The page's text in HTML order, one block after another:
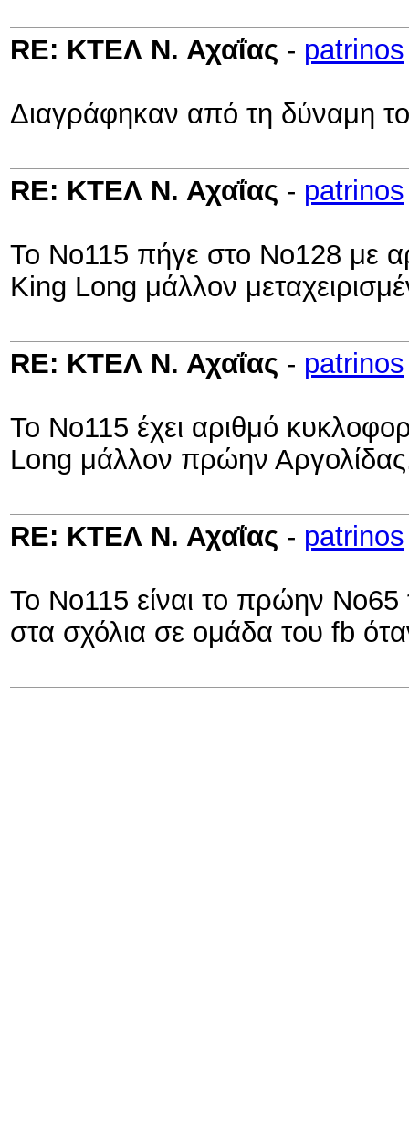
RE: ΚΤΕΛ Ν. Αχαΐας - patrinos
Διαγράφηκαν από τη δύναμη
RE: ΚΤΕΛ Ν. Αχαΐας - patrinos
Το Νο115 πήγε στο Νο128 με
King Long μάλλον
RE: ΚΤΕΛ Ν. Αχαΐας - patrinos
Το Νο115 έχει αριθμό
Long μάλλον πρώην
RE: ΚΤΕΛ Ν. Αχαΐας - patrinos
Το Νο115 είναι το πρώην Νο65
στα σχόλια σε ομάδα του fb